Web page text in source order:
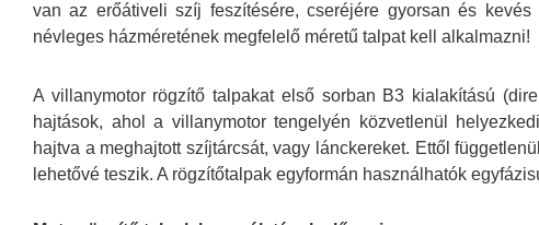
van az erőátiveli szíj feszítésére, cseréjére gyorsan és
névleges házméretének megfelelő méretű talpat kell alkalmazni!
A villanymotor rögzítő talpakat első sorban B3 kialakítású
hajtások, ahol a villanymotor tengelyén közvetlenül
hajtva a meghajtott szíjtárcsát, vagy lánckereket. Ettől
lehetővé teszik. A rögzítőtalpak egyformán használhatók